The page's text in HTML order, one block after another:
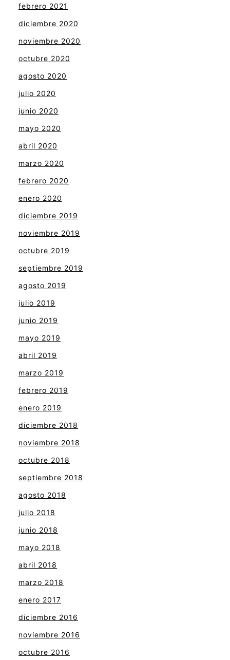
febrero 2021
diciembre 2020
noviembre 2020
octubre 2020
agosto 2020
julio 2020
junio 2020
mayo 2020
abril 2020
marzo 2020
febrero 2020
enero 2020
diciembre 2019
noviembre 2019
octubre 2019
septiembre 2019
agosto 2019
julio 2019
junio 2019
mayo 2019
abril 2019
marzo 2019
febrero 2019
enero 2019
diciembre 2018
noviembre 2018
octubre 2018
septiembre 2018
agosto 2018
julio 2018
junio 2018
mayo 2018
abril 2018
marzo 2018
enero 2017
diciembre 2016
noviembre 2016
octubre 2016